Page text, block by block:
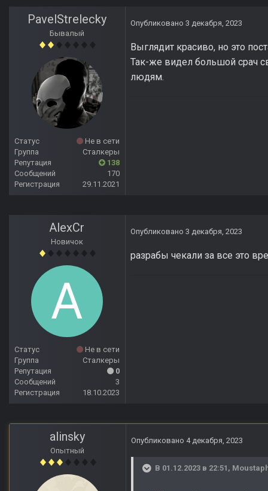
PavelStrelecky
Бывалый
Статус
Не в сети
Группа
Сталкеры
Репутация
138
Сообщений
170
Регистрация
29.11.2021
Опубликовано 3 декабря, 2023
Выглядит красиво, но это
Так-же видел большой срач
людям.
AlexCr
Новичок
Статус
Не в сети
Группа
Сталкеры
Репутация
0
Сообщений
3
Регистрация
18.10.2023
Опубликовано 3 декабря, 2023
разрабы чекали за все это
alinsky
Опытный
Опубликовано 4 декабря, 2023
В 01.12.2023 в 22:51,